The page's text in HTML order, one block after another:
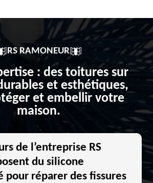
RS RAMONEUR
: des toitures sur
et esthétiques,
et embellir votre
maison.
de l’entreprise RS
du silicone
pour réparer des fissures